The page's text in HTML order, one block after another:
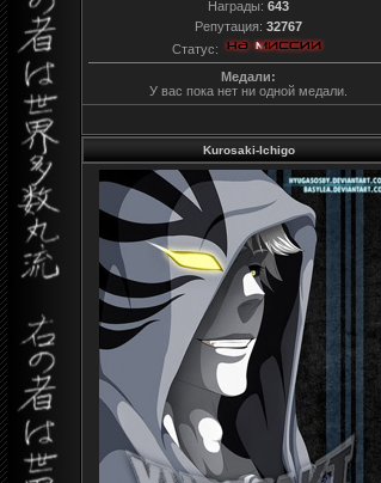
Награды: 643
Репутация: 32767
Статус:
Медали:
У вас пока нет ни одной медали.
Kurosaki-Ichigo